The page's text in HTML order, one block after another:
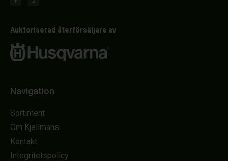
Auktoriserad återförsäljare av
Navigation
Sortiment
Om Kjellmans
Kontakt
Integritetspolicy